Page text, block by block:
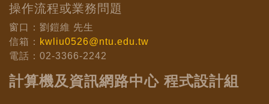
操作流程或業務問題
窗口：劉鎧維 先生
信箱： kwliu0526@ntu.edu.tw
電話：02-3366-2242
計算機及資訊網路中心 程式設計組